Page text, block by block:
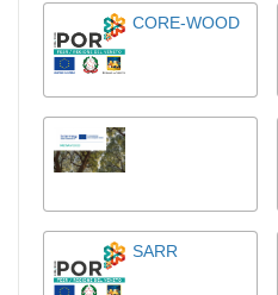
CORE-WOOD
SARR